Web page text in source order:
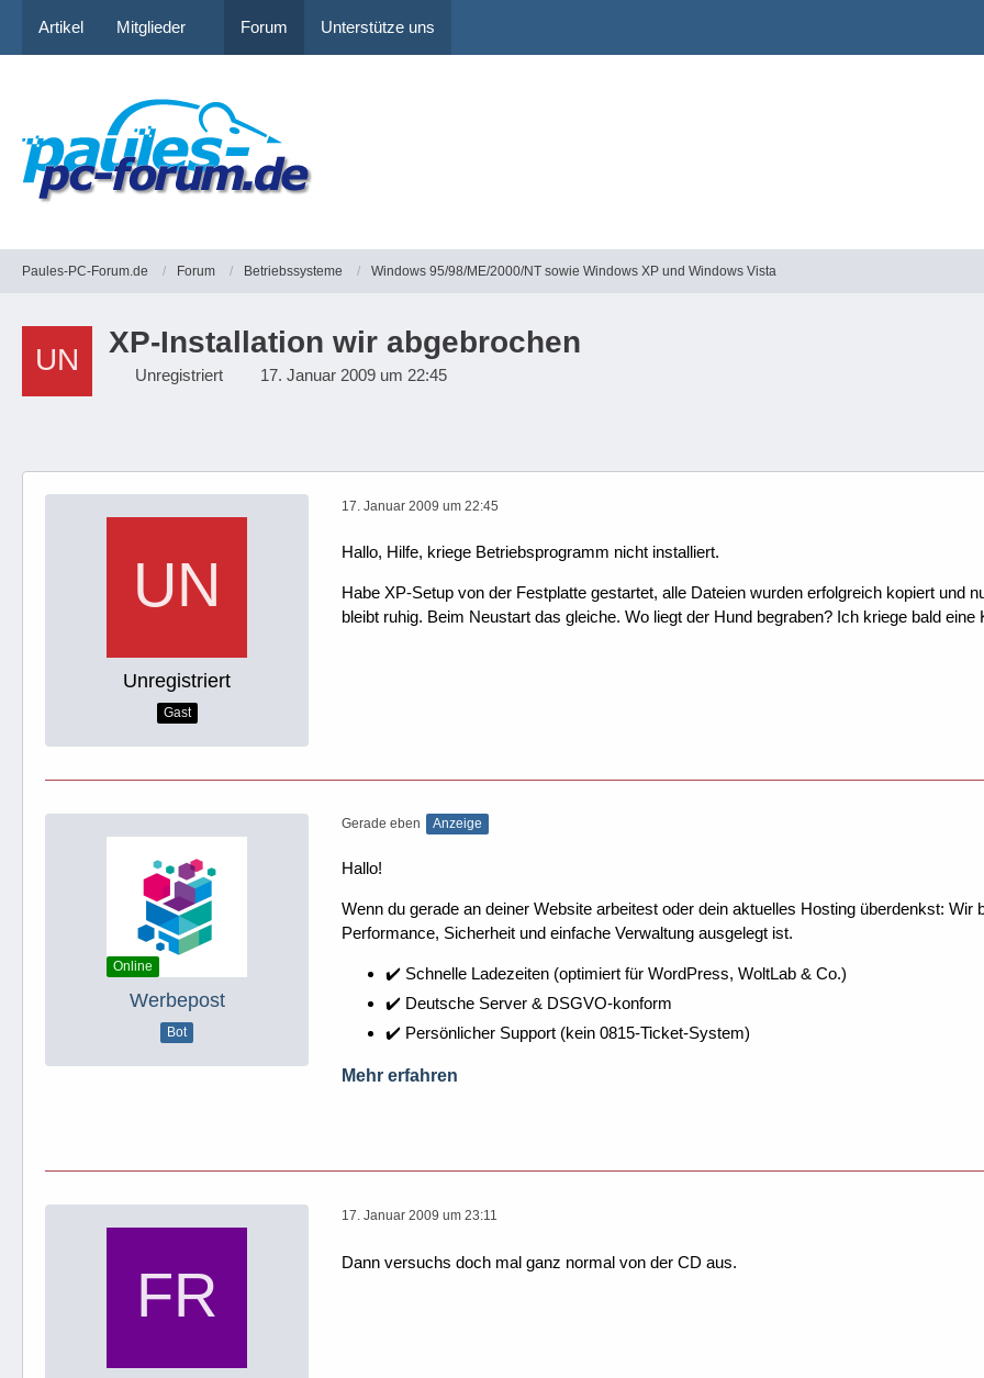
Artikel Mitglieder Forum Unterstütze uns
Paules-PC-Forum.de Forum Betriebssysteme Windows 95/98/ME/2000/NT sowie Windows XP und Windows Vista
XP-Installation wir abgebrochen
Unregistriert 17. Januar 2009 um 22:45
Unregistriert
Gast
17. Januar 2009 um 22:45
Hallo, Hilfe, kriege Betriebsprogramm nicht installiert.
Habe XP-Setup von der Festplatte gestartet, alle Dateien wurden erfolgreich kopiert und
bleibt ruhig. Beim Neustart das gleiche. Wo liegt der Hund begraben? Ich kriege bald eine
Online
Werbepost
Bot
Gerade eben Anzeige
Hallo!
Wenn du gerade an deiner Website arbeitest oder dein aktuelles Hosting überdenkst:
Performance, Sicherheit und einfache Verwaltung ausgelegt ist.
✔️ Schnelle Ladezeiten (optimiert für WordPress, WoltLab & Co.)
✔️ Deutsche Server & DSGVO-konform
✔️ Persönlicher Support (kein 0815-Ticket-System)
Mehr erfahren
17. Januar 2009 um 23:11
Dann versuchs doch mal ganz normal von der CD aus.